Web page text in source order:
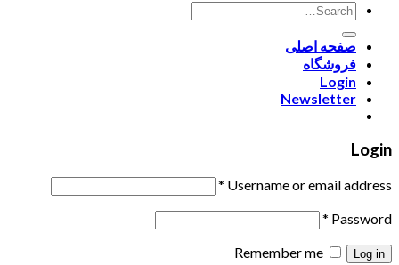
صفحه اصلی
فروشگاه
Login
Newsletter
Login
Username or email address
*
Password
*
Log in
Remember me